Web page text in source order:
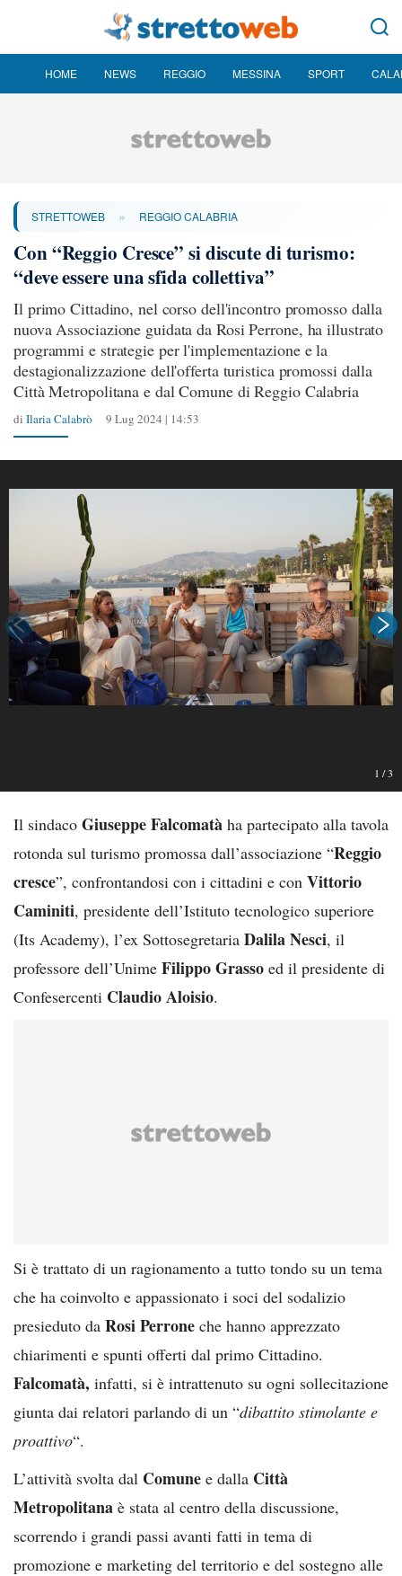
HOME NEWS REGGIO MESSINA SPORT
STRETTOWEB » REGGIO CALABRIA
Con “Reggio Cresce” si discute di turismo:
“deve essere una sfida collettiva”
Il primo Cittadino, nel corso dell'incontro promosso dalla
nuova Associazione guidata da Rosi Perrone, ha illustrato
programmi e strategie per l'implementazione e la
destagionalizzazione dell'offerta turistica promossi dalla
Città Metropolitana e dal Comune di Reggio Calabria
di Ilaria Calabrò 9 Lug 2024 | 14:53
1 /3
Il sindaco Giuseppe Falcomatà ha partecipato alla tavola
rotonda sul turismo promossa dall’associazione “Reggio
cresce”, confrontandosi con i cittadini e con Vittorio
Caminiti, presidente dell’Istituto tecnologico superiore
(Its Academy), l’ex Sottosegretaria Dalila Nesci, il
professore dell’Unime Filippo Grasso ed il presidente di
Confesercenti Claudio Aloisio.
Si è trattato di un ragionamento a tutto tondo su un tema
che ha coinvolto e appassionato i soci del sodalizio
presieduto da Rosi Perrone che hanno apprezzato
chiarimenti e spunti offerti dal primo Cittadino.
Falcomatà, infatti, si è intrattenuto su ogni sollecitazione
giunta dai relatori parlando di un “dibattito stimolante e
proattivo“.
L’attività svolta dal Comune e dalla Città
Metropolitana è stata al centro della discussione,
scorrendo i grandi passi avanti fatti in tema di
promozione e marketing del territorio e del sostegno alle